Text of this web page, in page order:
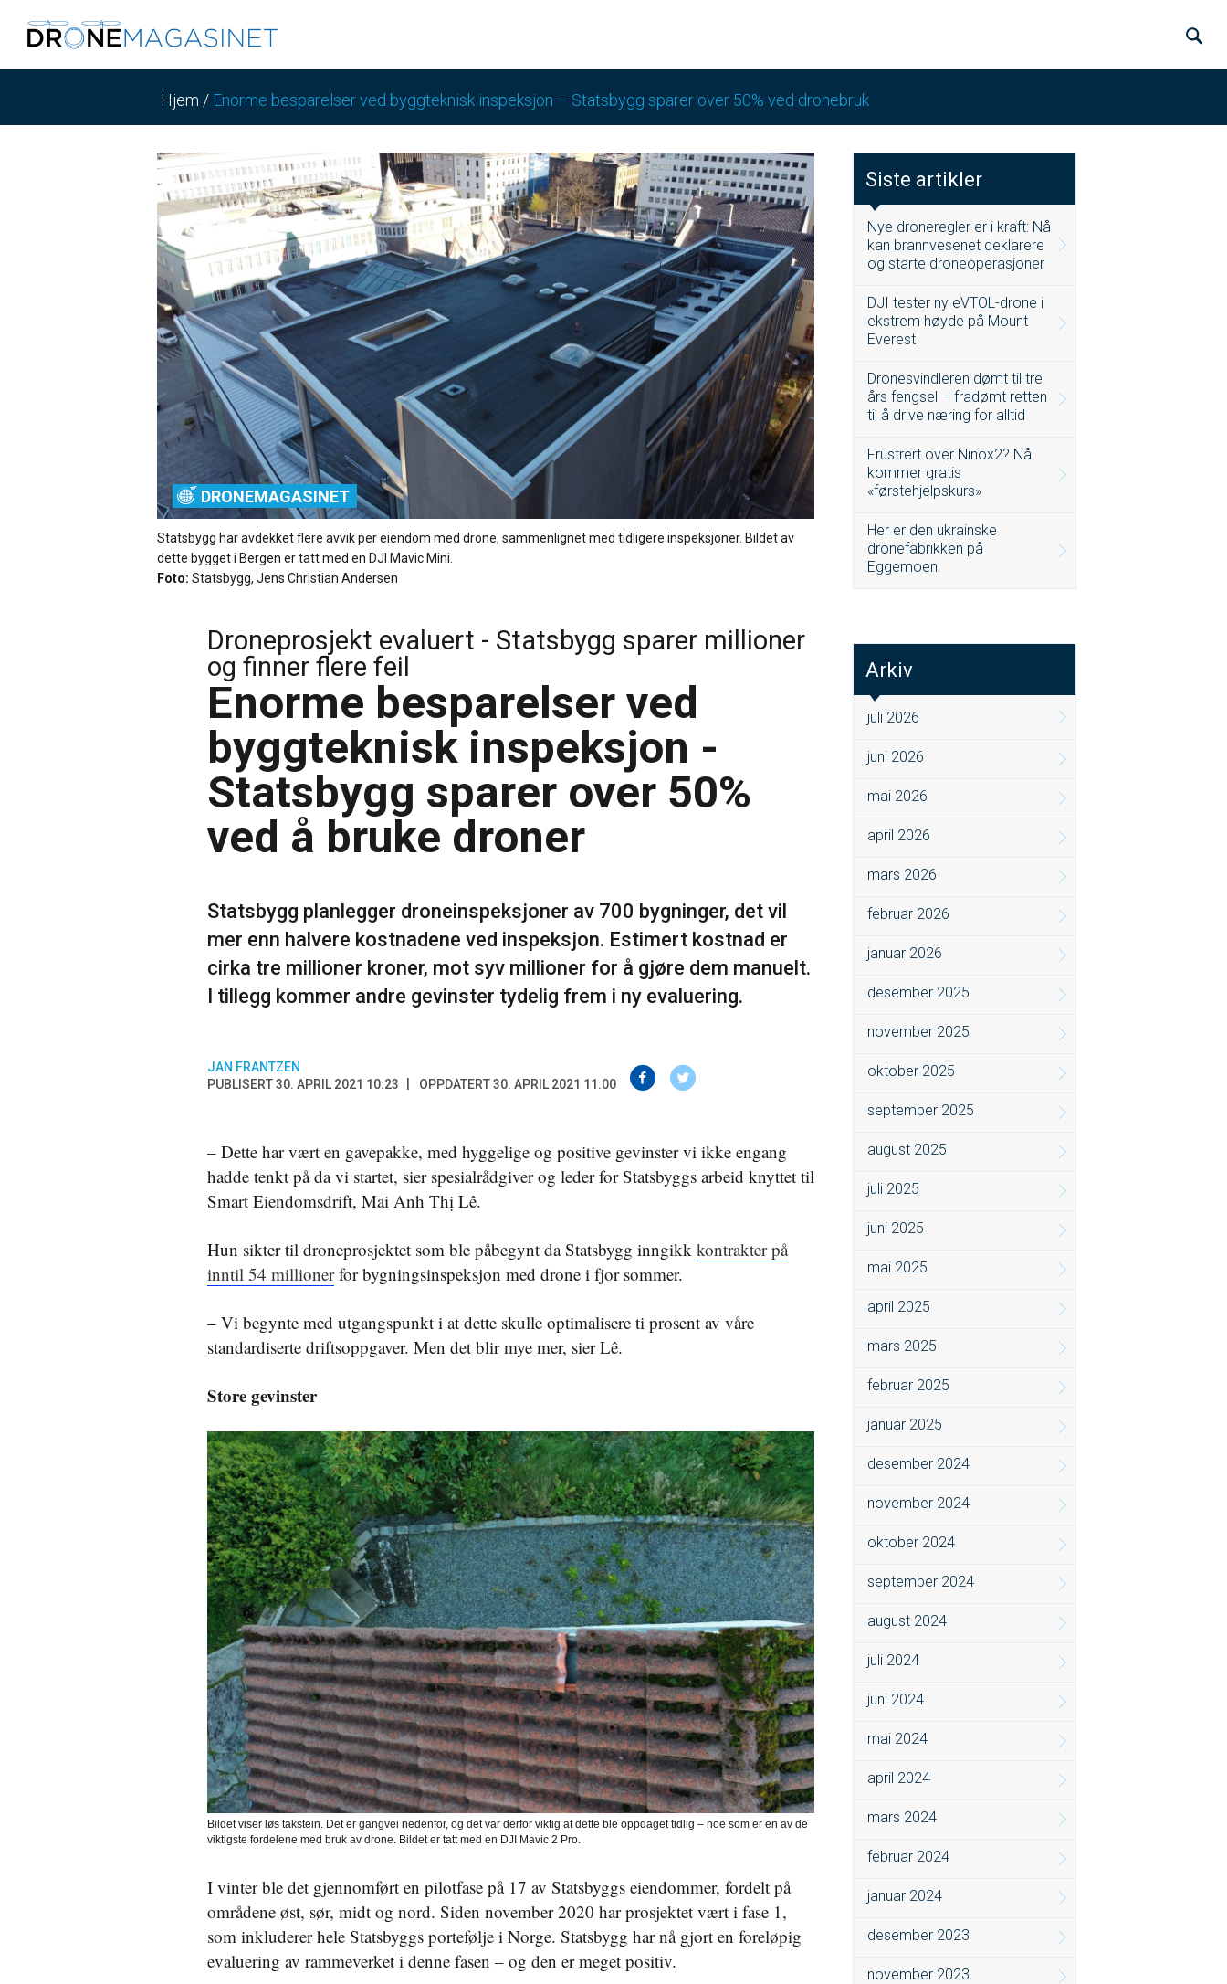
Hjem / Enorme besparelser ved byggteknisk inspeksjon – Statsbygg sparer over 50% ved dronebruk
DRONEMAGASINET
Statsbygg har avdekket flere avvik per eiendom med drone, sammenlignet med tidligere inspeksjoner. Bildet av
dette bygget i Bergen er tatt med en DJI Mavic Mini.
Foto: Statsbygg, Jens Christian Andersen
Droneprosjekt evaluert - Statsbygg sparer millioner
og finner flere feil
Enorme besparelser ved
byggteknisk inspeksjon -
Statsbygg sparer over 50%
ved å bruke droner
Statsbygg planlegger droneinspeksjoner av 700 bygninger, det vil
mer enn halvere kostnadene ved inspeksjon. Estimert kostnad er
cirka tre millioner kroner, mot syv millioner for å gjøre dem manuelt.
I tillegg kommer andre gevinster tydelig frem i ny evaluering.
JAN FRANTZEN
PUBLISERT 30. APRIL 2021 10:23
OPPDATERT 30. APRIL 2021 11:00
– Dette har vært en gavepakke, med hyggelige og positive gevinster vi ikke engang
hadde tenkt på da vi startet, sier spesialrådgiver og leder for Statsbyggs arbeid knyttet til
Smart Eiendomsdrift, Mai Anh Thị Lê.
Hun sikter til droneprosjektet som ble påbegynt da Statsbygg inngikk kontrakter på
inntil 54 millionerfor bygningsinspeksjon med drone i fjor sommer.
– Vi begynte med utgangspunkt i at dette skulle optimalisere ti prosent av våre
standardiserte driftsoppgaver. Men det blir mye mer, sier Lê.
Store gevinster
Bildet viser løs takstein. Det er gangvei nedenfor, og det var derfor viktig at dette ble oppdaget tidlig – noe som er en av de
viktigste fordelene med bruk av drone. Bildet er tatt med en DJI Mavic 2 Pro.
I vinter ble det gjennomført en pilotfase på 17 av Statsbyggs eiendommer, fordelt på
områdene øst, sør, midt og nord. Siden november 2020 har prosjektet vært i fase 1,
som inkluderer hele Statsbyggs portefølje i Norge. Statsbygg har nå gjort en foreløpig
evaluering av rammeverket i denne fasen – og den er meget positiv.
Siste artikler
Nye droneregler er i kraft: Nå
kan brannvesenet deklarere
og starte droneoperasjoner
DJI tester ny eVTOL-drone i
ekstrem høyde på Mount
Everest
Dronesvindleren dømt til tre
års fengsel – fradømt retten
til å drive næring for alltid
Frustrert over Ninox2? Nå
kommer gratis
«førstehjelpskurs»
Her er den ukrainske
dronefabrikken på
Eggemoen
Arkiv
juli 2026
juni 2026
mai 2026
april 2026
mars 2026
februar 2026
januar 2026
desember 2025
november 2025
oktober 2025
september 2025
august 2025
juli 2025
juni 2025
mai 2025
april 2025
mars 2025
februar 2025
januar 2025
desember 2024
november 2024
oktober 2024
september 2024
august 2024
juli 2024
juni 2024
mai 2024
april 2024
mars 2024
februar 2024
januar 2024
desember 2023
november 2023